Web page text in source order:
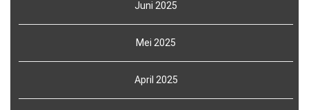
Juni 2025
Mei 2025
April 2025